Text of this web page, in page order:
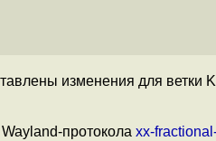
изменения для ветки
протокола xx-